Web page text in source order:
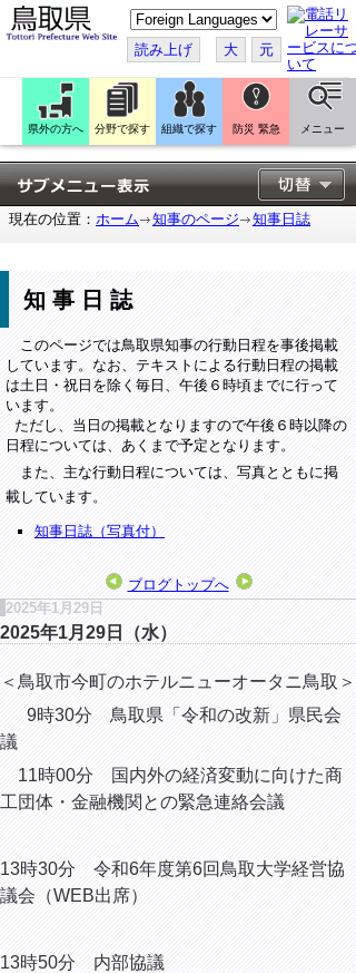
こ
の
ペ
ー
ジ
翻
訳
す
る
読み上げ 大 元
県外の方へ 分野で探す 組織で探す 防災 緊急 メニュー
現在の位置： ホーム 知事のページ 知事日誌
知事日誌
このページでは鳥取県知事の行動日程を事後掲載
しています。なお、テキストによる行動日程の掲載
は土日・祝日を除く毎日、午後６時頃までに行って
います。
ただし、当日の掲載となりますので午後６時以降の
日程については、あくまで予定となります。
また、主な行動日程については、写真とともに掲
載しています。
知事日誌（写真付）
ブログトップへ
2025年1月29日
2025年1月29日（水）
＜鳥取市今町のホテルニューオータニ鳥取＞
9時30分 鳥取県「令和の改新」県民会
議
11時00分 国内外の経済変動に向けた商
工団体・金融機関との緊急連絡会議
13時30分 令和6年度第6回鳥取大学経営協
議会（WEB出席）
13時50分 内部協議